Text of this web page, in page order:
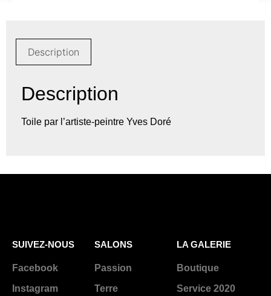
Description
Description
Toile par l’artiste-peintre Yves Doré
SUIVEZ-NOUS
Facebook
Instagram
SALONS
Passion
Terre
LA GALERIE
Boutique
Service 2020